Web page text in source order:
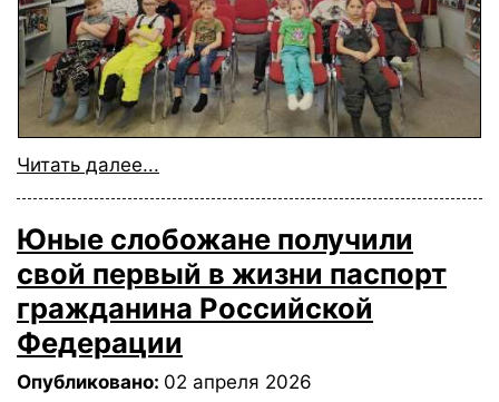
Читать далее...
Юные слобожане получили
свой первый в жизни паспорт
гражданина Российской
Федерации
Опубликовано: 02 апреля 2026